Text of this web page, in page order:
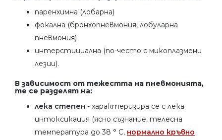
паренхимна (лобарна)
фокална (бронхопневмония, лобуларна
пневмония)
интерстициална (по-често с микоплазмени
лезии).
В зависимост от тежестта на пневмонията,
те се разделят на:
лека степен - характеризира се с лека
интоксикация (ясно съзнание, телесна
температура до 38 ° C, нормално кръвно